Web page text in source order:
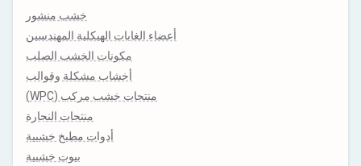
خشب منشور
أعضاء الغابات الهيكلية المهندسين
مكونات الخشب الصلب
أخشاب مشكلة وقوالب
منتجات خشب مركب (WPC)
منتجات النجارة
أدوات مطبخ خشبية
بيوت خشبية